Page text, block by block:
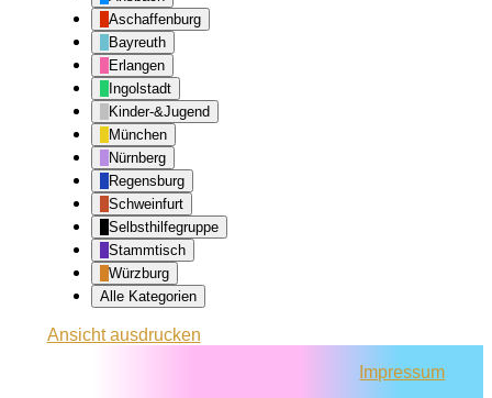
Aschaffenburg
Bayreuth
Erlangen
Ingolstadt
Kinder-&Jugend
München
Nürnberg
Regensburg
Schweinfurt
Selbsthilfegruppe
Stammtisch
Würzburg
Alle Kategorien
Ansichtausdrucken
Impressum